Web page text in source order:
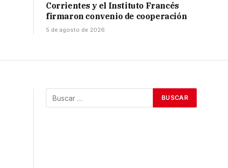
Corrientes y el Instituto Francés
firmaron convenio de cooperación
5 de agosto de 2026